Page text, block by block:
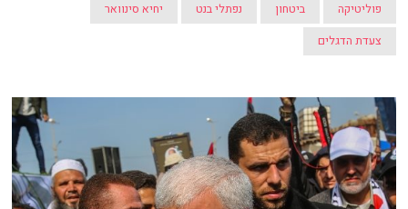
פוליטיקה ביטחון נפתלי בנט
יחיא סינוואר
צעדת הדגלים